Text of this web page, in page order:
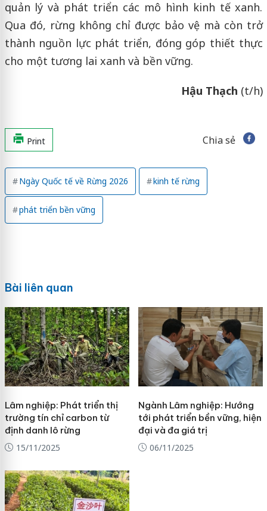
quản lý và phát triển các mô hình kinh tế xanh.
Qua đó, rừng không chỉ được bảo vệ mà còn trở
thành nguồn lực phát triển, đóng góp thiết thực
cho một tương lai xanh và bền vững.
Hậu Thạch (t/h)
Print Chia sẻ
Ngày Quốc tế về Rừng 2026 kinh tế rừng
phát triển bền vững
Bài liên quan
Lâm nghiệp: Phát triển thị
trường tín chỉ carbon từ
định danh lô rừng
15/11/2025
Ngành Lâm nghiệp: Hướng
tới phát triển bền vững, hiện
đại và đa giá trị
06/11/2025